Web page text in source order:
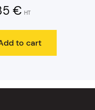
€ HT
to cart